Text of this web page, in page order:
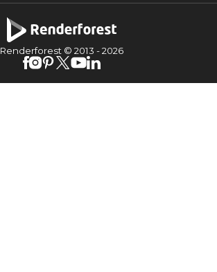
Renderforest © 2013 -2026